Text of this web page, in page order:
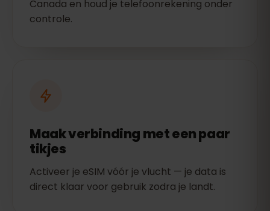
Canada en houd je telefoonrekening onder
controle.
Maak verbinding met een paar
tikjes
Activeer je eSIM vóór je vlucht — je data is
direct klaar voor gebruik zodra je landt.